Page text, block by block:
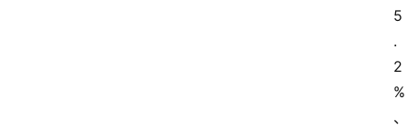
5
.
2
%
、